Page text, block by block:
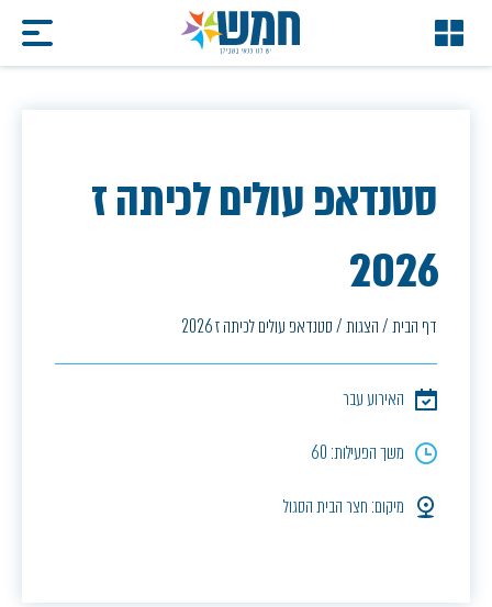
סטנדאפ עולים לכיתה ז
2026
דף הבית/הצגות/סטנדאפ עולים לכיתה ז 2026
האירוע עבר
משך הפעילות: 60
מיקום: חצר הבית הסגול